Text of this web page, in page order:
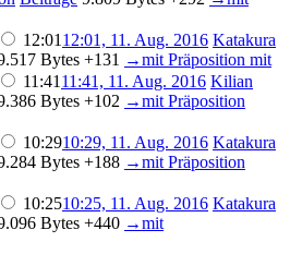
12:0112:01, 11. Aug. 2016 Katakura
Bytes +131 →mit Präposition mit
11:4111:41, 11. Aug. 2016 Kilian
Bytes +102 →mit Präposition
10:2910:29, 11. Aug. 2016 Katakura
Bytes +188 →mit Präposition
10:2510:25, 11. Aug. 2016 Katakura
Bytes +440 →mit